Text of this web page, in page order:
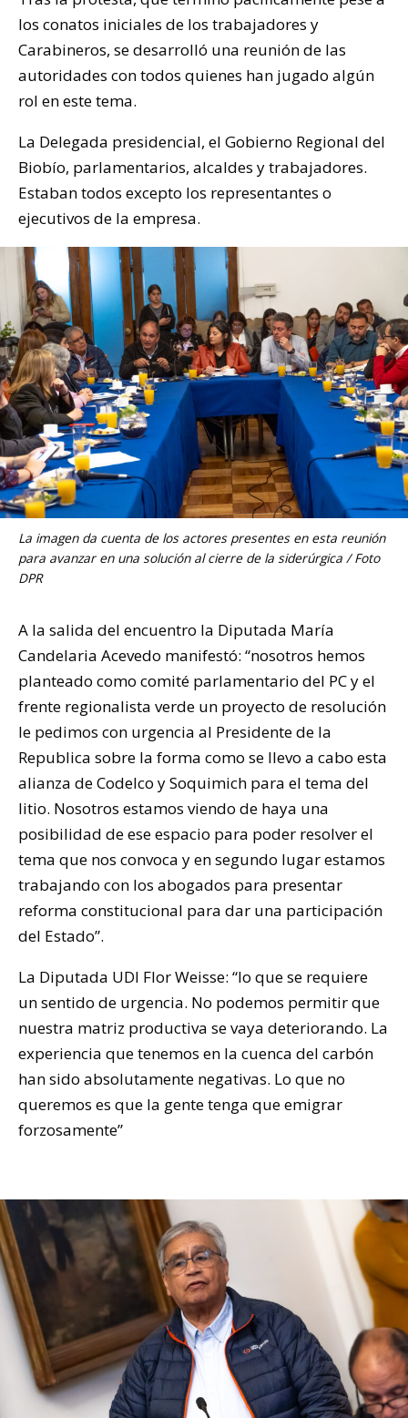
los conatos iniciales de los trabajadores y
Carabineros, se desarrolló una reunión de las
autoridades con todos quienes han jugado algún
rol en este tema.
La Delegada presidencial, el Gobierno Regional del
Biobío, parlamentarios, alcaldes y trabajadores.
Estaban todos excepto los representantes o
ejecutivos de la empresa.
La imagen da cuenta de los actores presentes en esta reunión
para avanzar en una solución al cierre de la siderúrgica / Foto
DPR
A la salida del encuentro la Diputada María
Candelaria Acevedo manifestó: “nosotros hemos
planteado como comité parlamentario del PC y el
frente regionalista verde un proyecto de resolución
le pedimos con urgencia al Presidente de la
Republica sobre la forma como se llevo a cabo esta
alianza de Codelco y Soquimich para el tema del
litio. Nosotros estamos viendo de haya una
posibilidad de ese espacio para poder resolver el
tema que nos convoca y en segundo lugar estamos
trabajando con los abogados para presentar
reforma constitucional para dar una participación
del Estado”.
La Diputada UDI Flor Weisse: “lo que se requiere
un sentido de urgencia. No podemos permitir que
nuestra matriz productiva se vaya deteriorando. La
experiencia que tenemos en la cuenca del carbón
han sido absolutamente negativas. Lo que no
queremos es que la gente tenga que emigrar
forzosamente”